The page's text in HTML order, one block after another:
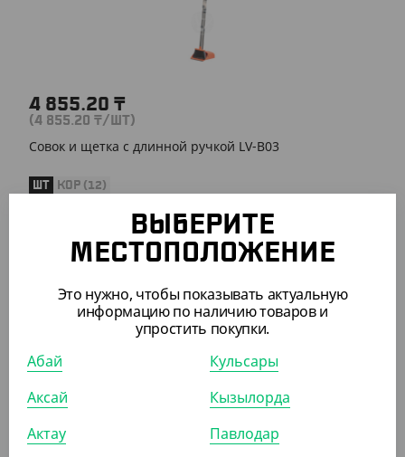
4 855.20 ₸
(4 855.20 ₸/ШТ)
Совок и щетка с длинной ручкой LV-B03
ШТ КОР (12)
АРТ. 71108
4 989.60
Совок и щетка с длинной ручкой, модель LV-B04
ВЫБЕРИТЕ
МЕСТОПОЛОЖЕНИЕ
Это нужно, чтобы показывать актуальную
информацию по наличию товаров и
упростить покупки.
Абай
Аксай
Актау
Кульсары
Кызылорда
Павлодар